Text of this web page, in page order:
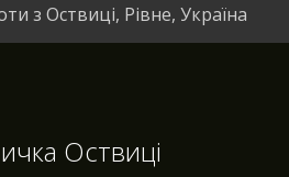
з Оствиці, Рівне, Україна
Оствиці